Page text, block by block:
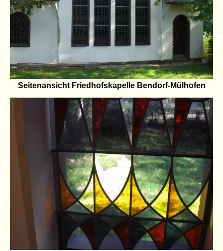
Seitenansicht Friedhofskapelle Bendorf-Mülhofen